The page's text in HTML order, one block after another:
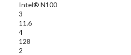
Intel® N100
3
11.6
4
128
2